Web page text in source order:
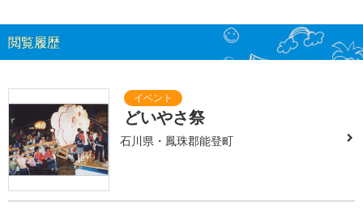
閲覧履歴
どいやさ祭
石川県・鳳珠郡能登町